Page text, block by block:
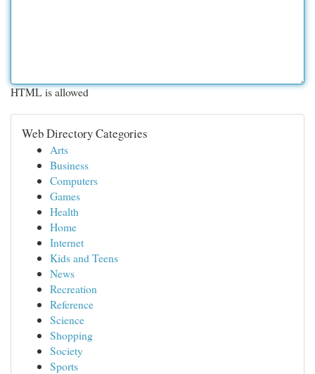
HTML is allowed
Web Directory Categories
Arts
Business
Computers
Games
Health
Home
Internet
Kids and Teens
News
Recreation
Reference
Science
Shopping
Society
Sports